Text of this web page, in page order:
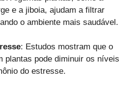
e a jiboia, ajudam a filtrar
o ambiente mais saudável.
: Estudos mostram que o
plantas pode diminuir os níveis
do estresse.